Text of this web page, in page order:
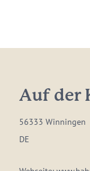
Auf der
56333 Winningen
DE